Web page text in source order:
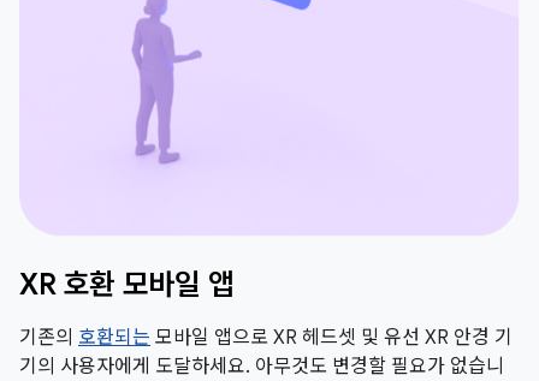
XR 호환 모바일 앱
기존의 호환되는 모바일 앱으로 XR 헤드셋 및 유선 XR 안경 기
기의 사용자에게 도달하세요. 아무것도 변경할 필요가 없습니